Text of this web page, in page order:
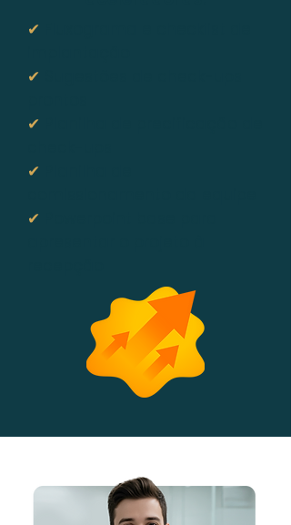
✔
✔
✔
✔
✔